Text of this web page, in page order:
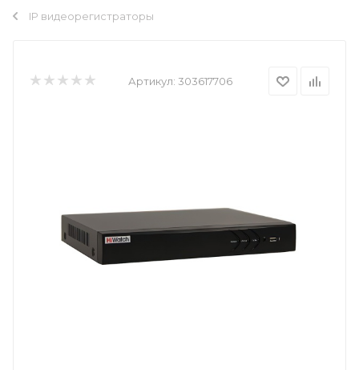
IP видеорегистраторы
Артикул: 303617706